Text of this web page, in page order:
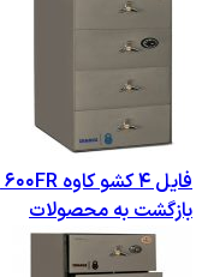
فایل ۴ کشو کاوه ۶۰۰FR
بازگشت به محصولات